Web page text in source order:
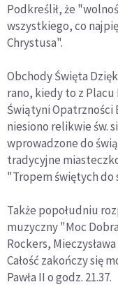
Podkreślił, że
wszystkiego, co
Chrystusa".
Obchody Święta
rano, kiedy to z Placu
Świątyni Opatrzności
niesiono relikwie św.
wprowadzone do
tradycyjne
"Tropem świętych do
Także popołudniu
muzyczny "Moc
Rockers,
Całość zakończy się
Pawła II o godz. 21.37.